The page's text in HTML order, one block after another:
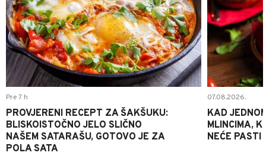
Pre 7 h
PROVJERENI RECEPT ZA ŠAKŠUKU:
BLISKOISTOČNO JELO SLIČNO
NAŠEM SATARAŠU, GOTOVO JE ZA
POLA SATA
07.08.2026.
KAD
MLINCIMA,
NEĆE PASTI